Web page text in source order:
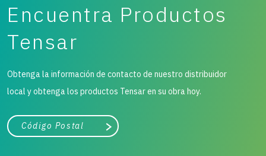
Encuentra Productos
Tensar
Obtenga la información de contacto de nuestro distribuidor
local y obtenga los productos Tensar en su obra hoy.
Ciudad, estado o código postal
Buscar